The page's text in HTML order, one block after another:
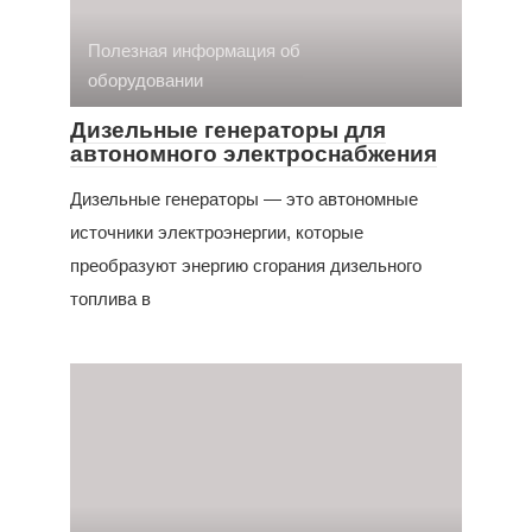
Полезная информация об
оборудовании
Дизельные генераторы для
автономного электроснабжения
Дизельные генераторы — это автономные
источники электроэнергии, которые
преобразуют энергию сгорания дизельного
топлива в